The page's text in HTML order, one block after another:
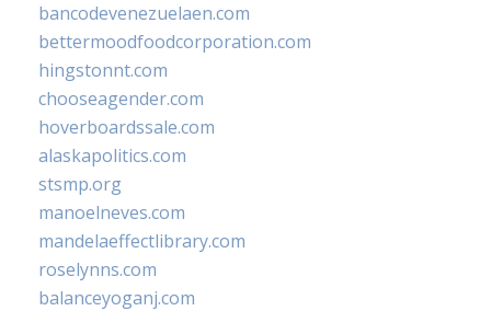
bancodevenezuelaen.com
bettermoodfoodcorporation.com
hingstonnt.com
chooseagender.com
hoverboardssale.com
alaskapolitics.com
stsmp.org
manoelneves.com
mandelaeffectlibrary.com
roselynns.com
balanceyoganj.com